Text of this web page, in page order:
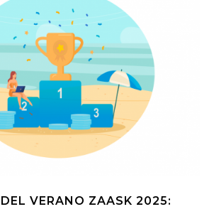
VERANO ZAASK 2025: